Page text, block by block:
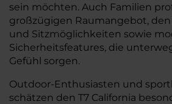
sein möchten. Auch Familien
großzügigen Raumangebot,
und Sitzmöglichkeiten sowie
Sicherheitsfeatures, die
Gefühl sorgen.
Outdoor-Enthusiasten und
schätzen den T7 California